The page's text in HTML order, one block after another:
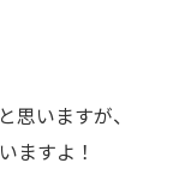
思いますが、
ますよ！